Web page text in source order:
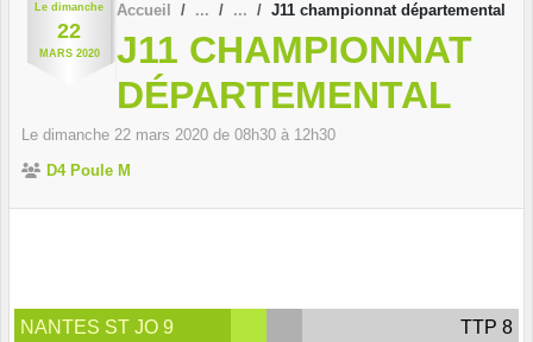
Le dimanche
22
MARS 2020
Accueil J11 championnat départemental
J11 CHAMPIONNAT
DÉPARTEMENTAL
Le dimanche 22 mars 2020 de 08h30 à 12h30
D4 Poule M
NANTES ST JO 9 TTP 8